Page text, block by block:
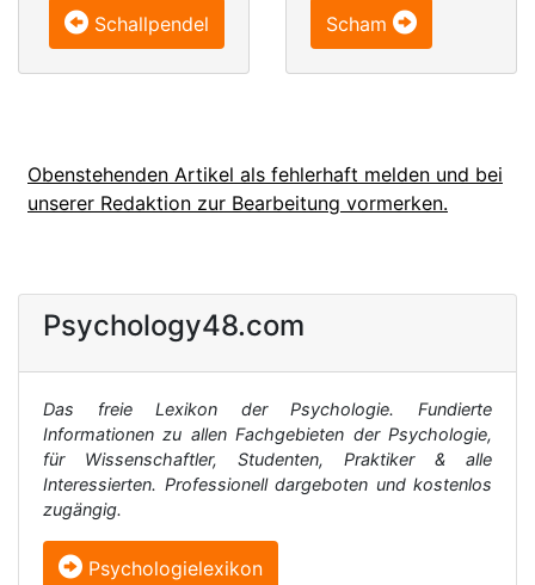
Schallpendel Scham
Obenstehenden Artikel als fehlerhaft melden und bei
unserer Redaktion zur Bearbeitung vormerken.
Psychology48.com
Das freie Lexikon der Psychologie. Fundierte
Informationen zu allen Fachgebieten der Psychologie,
für Wissenschaftler, Studenten, Praktiker & alle
Interessierten. Professionell dargeboten und kostenlos
zugängig.
Psychologielexikon